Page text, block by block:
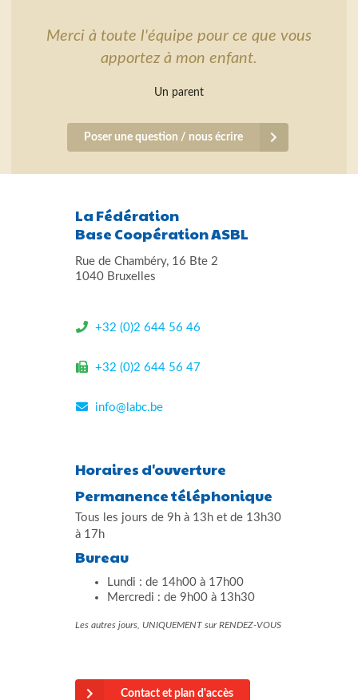
Merci à toute l'équipe pour ce que vous
apportez à mon enfant.
Un parent
Poser une question / nous écrire
La Fédération
Base Coopération ASBL
Rue de Chambéry, 16 Bte 2
1040 Bruxelles
+32 (0)2 644 56 46
+32 (0)2 644 56 47
info@labc.be
Horaires d'ouverture
Permanence téléphonique
Tous les jours de 9h à 13h et de 13h30
à 17h
Bureau
Lundi : de 14h00 à 17h00
Mercredi : de 9h00 à 13h30
Les autres jours, UNIQUEMENT sur RENDEZ-VOUS
Contact et plan d'accès